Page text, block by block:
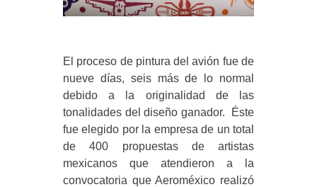
El proceso de pintura del avión fue de
nueve días, seis más de lo normal
debido a la originalidad de las
tonalidades del diseño ganador. Éste
fue elegido por la empresa de un total
de 400 propuestas de artistas
mexicanos que atendieron a la
convocatoria que Aeroméxico realizó